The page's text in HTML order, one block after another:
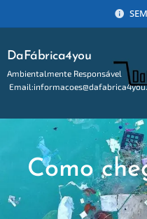
DaFábrica4you
Ambientalmente Responsável
Como